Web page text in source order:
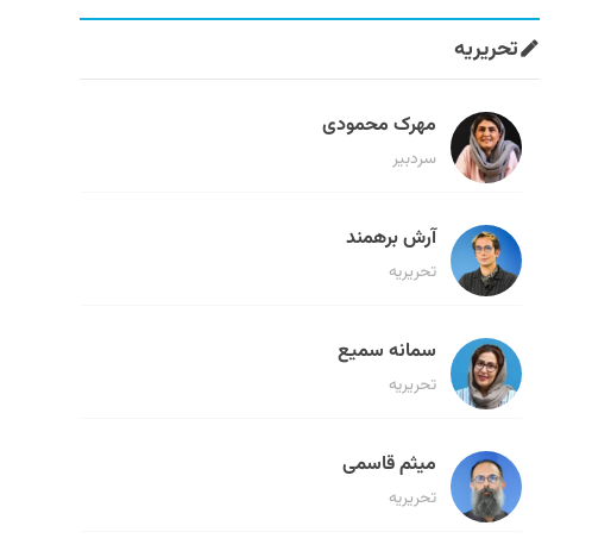
تحریریه
مهرک محمودی
سردبیر
آرش برهمند
تحریریه
سمانه سمیع
تحریریه
میثم قاسمی
تحریریه